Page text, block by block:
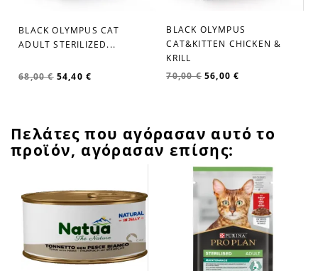
favorite_border
BLACK OLYMPUS CAT
ADULT STERILIZED...
68,00 € 54,40 €
favorite_border
BLACK OLYMPUS
CAT&KITTEN CHICKEN &
KRILL
70,00 € 56,00 €
Πελάτες που αγόρασαν αυτό το
προϊόν, αγόρασαν επίσης: